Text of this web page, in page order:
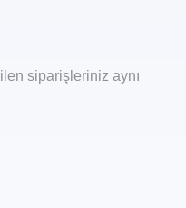
siparişleriniz aynı